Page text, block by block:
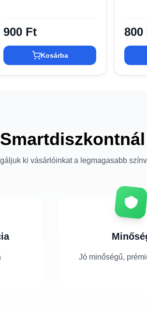
900 Ft
Kosárba
800
ki vásárlóinkat a legmagasabb
Jó minőségű,